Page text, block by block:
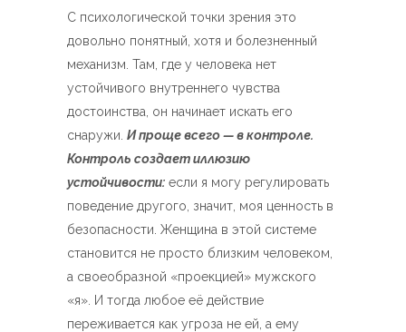
С психологической точки зрения это
довольно понятный, хотя и болезненный
механизм. Там, где у человека нет
устойчивого внутреннего чувства
достоинства, он начинает искать его
снаружи. И проще всего — в контроле.
Контроль создает иллюзию
устойчивости: если я могу регулировать
поведение другого, значит, моя ценность в
безопасности. Женщина в этой системе
становится не просто близким человеком,
а своеобразной «проекцией» мужского
«я». И тогда любое её действие
переживается как угроза не ей, а ему